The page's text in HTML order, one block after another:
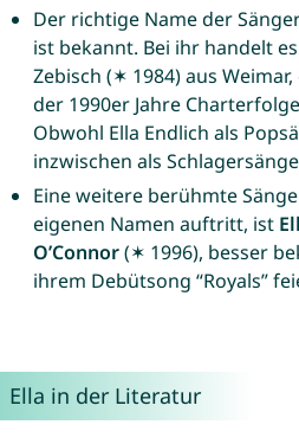
Der richtige Name der
ist bekannt. Bei ihr handelt
Zebisch (✶ 1984) aus
der 1990er Jahre
Obwohl Ella Endlich als
inzwischen als
Eine weitere berühmte
eigenen Namen auftritt, ist
O’Connor(✶ 1996), besser
ihrem Debütsong “Royals”
Ella in der Literatur